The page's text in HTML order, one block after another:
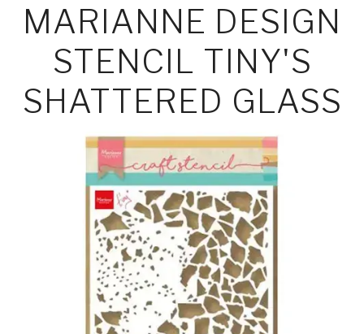
MARIANNE DESIGN
STENCIL TINY'S
SHATTERED GLASS